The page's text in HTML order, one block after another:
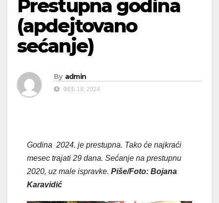
Prestupna godina
(apdejtovano
sećanje)
By admin
ФЕБ 18, 2024
Godina 2024. je prestupna. Tako će najkraći
mesec trajati 29 dana. Sećanje na prestupnu
2020, uz male ispravke. Piše/Foto: Bojana
Karavidić